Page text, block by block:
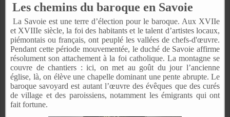
Les chemins du baroque en Savoie
La Savoie est une terre d’élection pour le baroque. Aux XVIIe
et XVIIIe siècle, la foi des habitants et le talent d’artistes locaux,
piémontais ou français, ont peuplé les vallées de chefs-d'œuvre.
Pendant cette période mouvementée, le duché de Savoie affirme
résolument son attachement à la foi catholique. La montagne se
couvre de chantiers : ici, on met au goût du jour l’ancienne
église, là, on élève une chapelle dominant une pente abrupte. Le
baroque savoyard est autant l’œuvre des évêques que des curés
de village et des paroissiens, notamment les émigrants qui ont
fait fortune.